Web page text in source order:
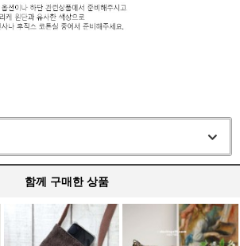
함께 구매한 상품